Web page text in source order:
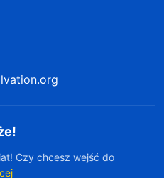
Czy chcesz wejść do